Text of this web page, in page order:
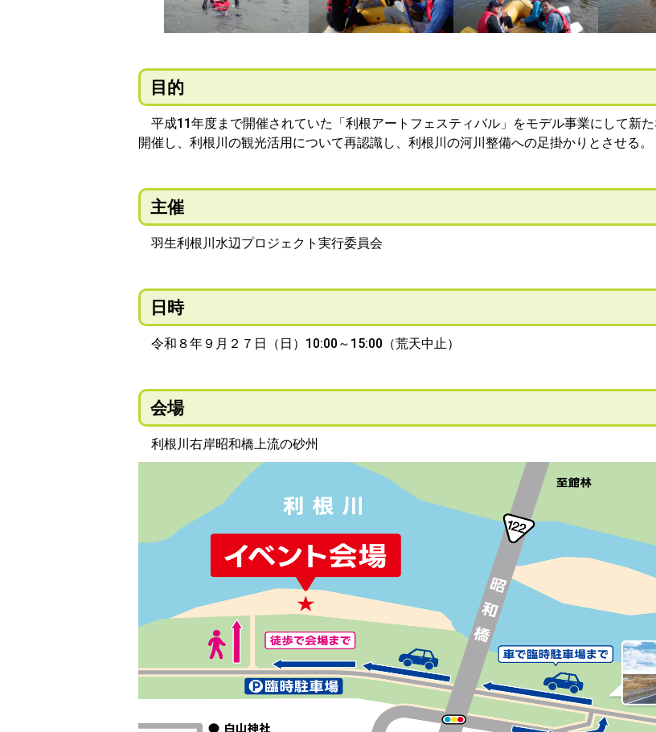
目的
平成11年度まで開催されていた「利根アートフェスティバル」をモデル事業にして新
開催し、利根川の観光活用について再認識し、利根川の河川整備への足掛かりとさせる。
主催
羽生利根川水辺プロジェクト実行委員会
日時
令和８年９月２７日（日）10:00～15:00（荒天中止）
会場
利根川右岸昭和橋上流の砂州